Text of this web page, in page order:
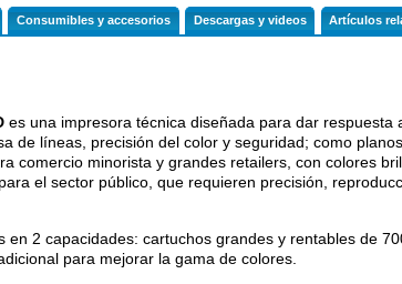
Consumibles y accesorios Descargas y videos Artículos
es una impresora técnica diseñada para dar respuesta
de líneas, precisión del color y seguridad; como
comercio minorista y grandes retailers, con colores
el sector público, que requieren precisión,
en 2 capacidades: cartuchos grandes y rentables de
para mejorar la gama de colores.